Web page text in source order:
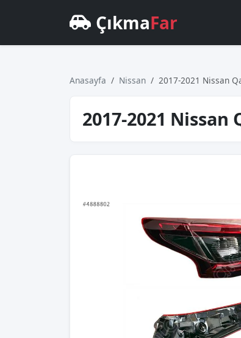
ÇıkmaFar
Anasayfa Nissan 2017-2021 Nissan
2017-2021 Nissan